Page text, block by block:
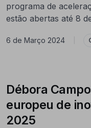
programa de
estão abertas até 8
6 de Março 2024
Débora
europeu de
2025